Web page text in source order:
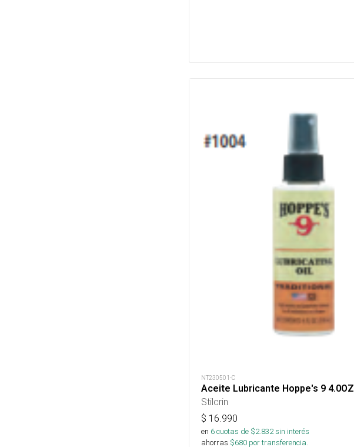
NT230501-C
Aceite Lubricante Hoppe's 9 4.0OZ
Stilcrin
$ 16.990
en 6cuotas de $2.832sin interés
ahorras $680 por transferencia.